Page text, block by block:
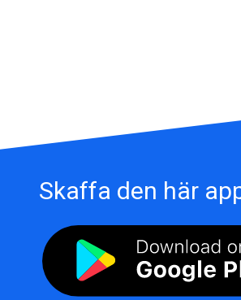
Skaffa den här